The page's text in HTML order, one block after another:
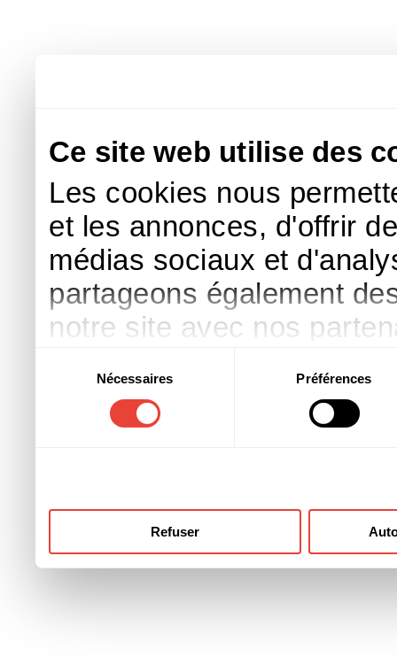
Ce site web utilise des
Les cookies nous
et les annonces, d'offrir
médias sociaux et
partageons également
notre site avec nos
d'autres informations
ont collectées lors de
consentement
Nécessaires Préférences
Refuser